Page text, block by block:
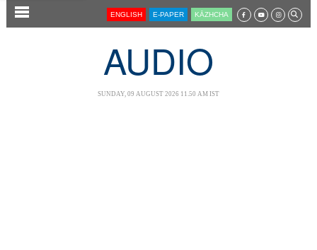
SECTIONS ENGLISH E-PAPER KĀZHCHA
AUDIO
SUNDAY, 09 AUGUST 2026 11.50 AM IST